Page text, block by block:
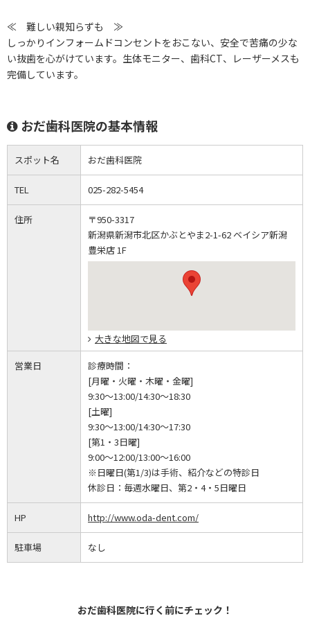
≪ 難しい親知らずも ≫
しっかりインフォームドコンセントをおこない、安全で苦痛の少な
い抜歯を心がけています。生体モニター、歯科CT、レーザーメスも
完備しています。
おだ歯科医院の基本情報
スポット名 おだ歯科医院
TEL 025-282-5454
住所
〒950-3317
新潟県新潟市北区かぶとやま2-1-62 ベイシア新潟
豊栄店 1F
大きな地図で見る
営業日
診療時間：
[月曜・火曜・木曜・金曜]
9:30～13:00/14:30～18:30
[土曜]
9:30～13:00/14:30～17:30
[第1・3日曜]
9:00～12:00/13:00～16:00
※日曜日(第1/3)は手術、紹介などの特診日
休診日： 毎週水曜日、第2・4・5日曜日
HP http://www.oda-dent.com/
駐車場 なし
おだ歯科医院に行く前にチェック！